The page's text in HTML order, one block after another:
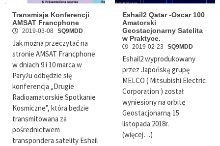
Transmisja Konferencji
AMSAT Francphone
2019-03-08 SQ9MDD
Jak można przeczytać na
stronie AMSAT Francphone
w dniach 9 i 10 marca w
Paryżu odbędzie się
konferencja „Drugie
Radioamatorskie Spotkanie
Kosmiczne”, która będzie
transmitowana za
pośrednictwem
transpondera satelity Eshail
Eshail2 Qatar -Oscar 100
Amatorski
Geostacjonarny Satelita
w Praktyce.
2019-02-23 SQ9MDD
Eshail2 wyprodukowany
przez Japońską grupę
MELCO ( Mitsubishi Electric
Corporation ) został
wyniesiony na orbitę
Geostacjonarną 15
listopada 2018r.
(więcej…)